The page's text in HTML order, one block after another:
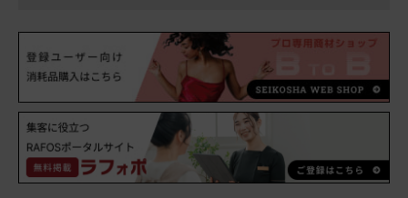
APT LINE
ハイクオリティでローコスト、人気セラピーを生み出すアプトシリーズ
整体・接骨・理学療法士、スポーツ、アスリートで活躍のフィジオシリ
ーズ
HAIR LINE
頭皮・ネックケア。理美容院向け、ネイルサロン、SPAなどリラクゼー
超音波画像診断装置、超音波エコー、ポータブルエコー、超音波計測機
器、測定機器
高周波温熱機器、ラジオ波、RF機器、深部加温機器、温熱機器
Celluma シリーズ
LEDライトセラピー、肌ケア、エイジング、引き締め、頭皮ケア、スポ
ーツケア